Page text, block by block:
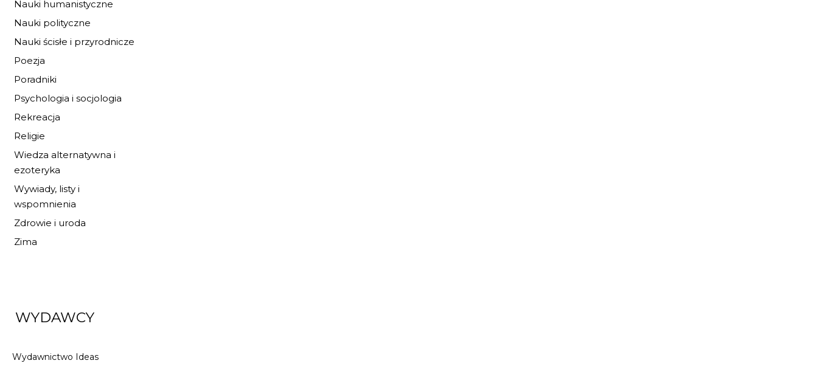
Nauki humanistyczne
Nauki polityczne
Nauki ścisłe i przyrodnicze
Poezja
Poradniki
Psychologia i socjologia
Rekreacja
Religie
Wiedza alternatywna i
ezoteryka
Wywiady, listy i
wspomnienia
Zdrowie i uroda
Zima
WYDAWCY
Wydawnictwo Ideas